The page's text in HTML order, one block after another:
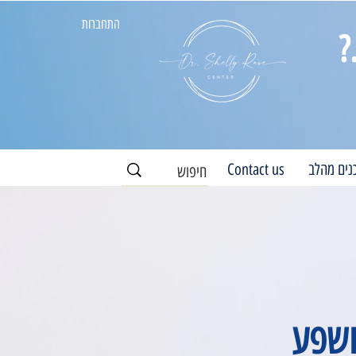
התחברות
מהלב Contact us